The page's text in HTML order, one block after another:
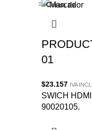
Cerca de
01
$23.157 IVA
SWICH
90020105.